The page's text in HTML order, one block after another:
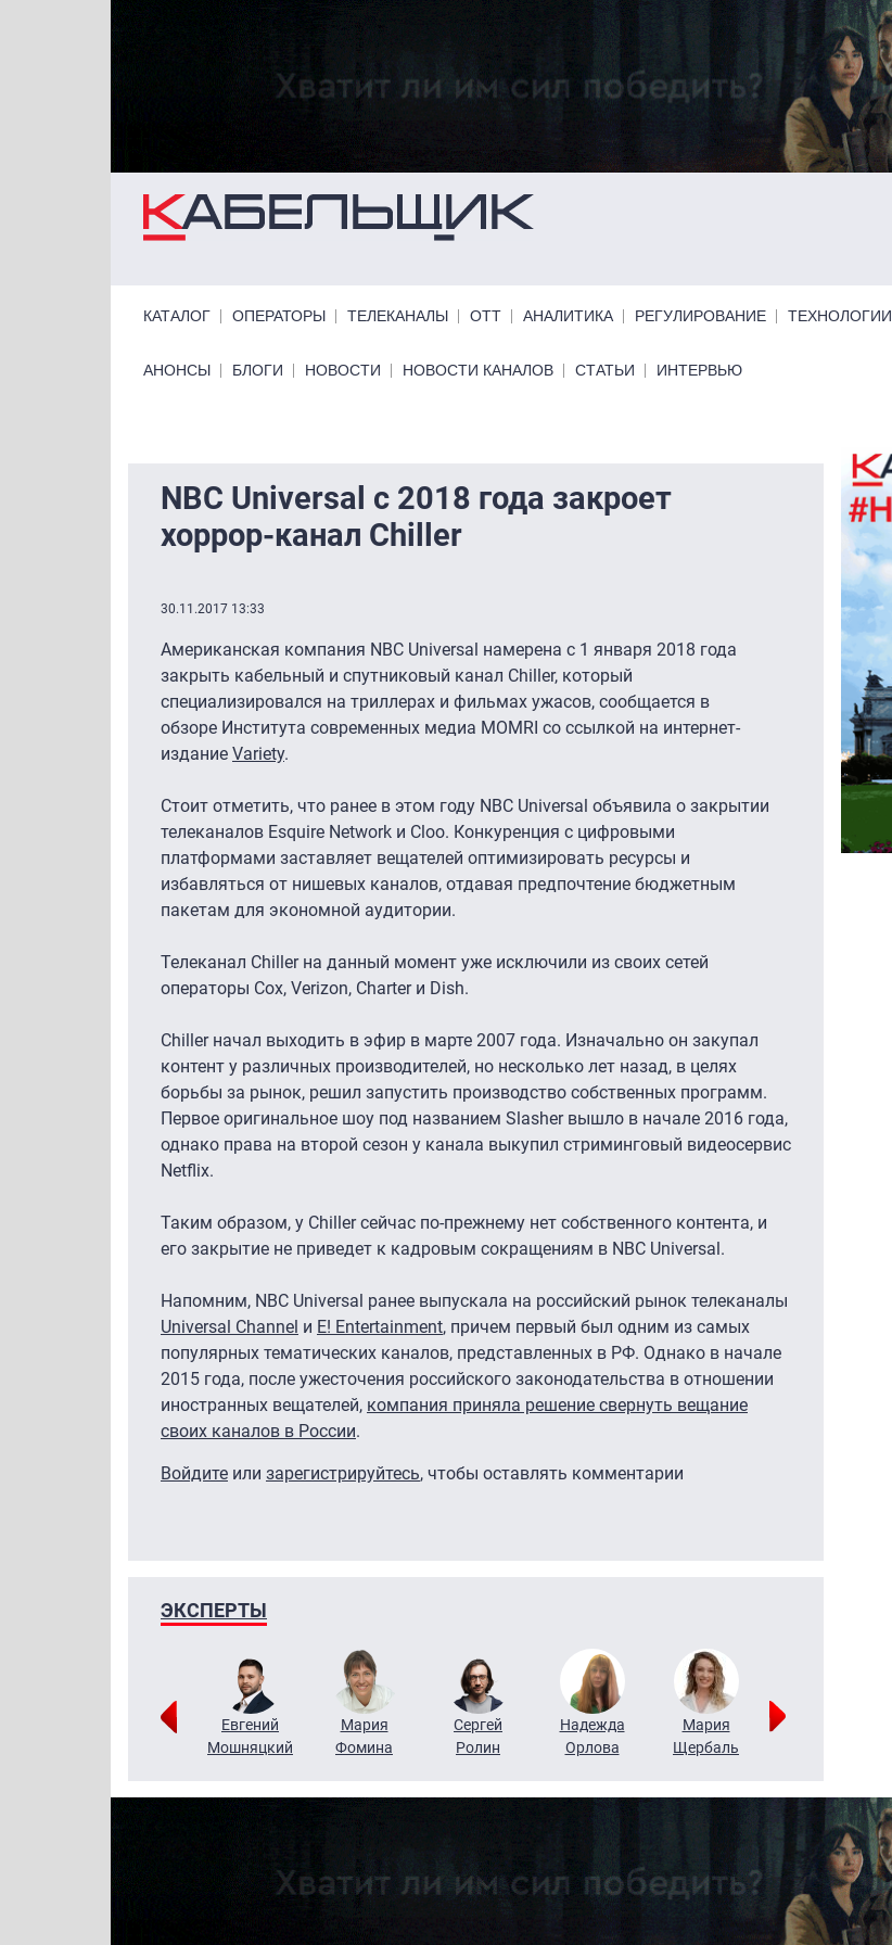
КАТАЛОГ ОПЕРАТОРЫ ТЕЛЕКАНАЛЫ ОТТ АНАЛИТИКА РЕГУЛИРОВАНИЕ ТЕХНОЛОГИИ
Primary links bottom
АНОНСЫ БЛОГИ НОВОСТИ НОВОСТИ КАНАЛОВ СТАТЬИ ИНТЕРВЬЮ
NBC Universal с 2018 года закроет
хоррор-канал Chiller
30.11.2017 13:33
Американская компания NBC Universal намерена с 1 января 2018 года
закрыть кабельный и спутниковый канал Chiller, который
специализировался на триллерах и фильмах ужасов, сообщается в
обзоре Института современных медиа MOMRI со ссылкой на интернет-
издание Variety.
Стоит отметить, что ранее в этом году NBC Universal объявила о закрытии
телеканалов Esquire Network и Cloo. Конкуренция с цифровыми
платформами заставляет вещателей оптимизировать ресурсы и
избавляться от нишевых каналов, отдавая предпочтение бюджетным
пакетам для экономной аудитории.
Телеканал Chiller на данный момент уже исключили из своих сетей
операторы Cox, Verizon, Charter и Dish.
Chiller начал выходить в эфир в марте 2007 года. Изначально он закупал
контент у различных производителей, но несколько лет назад, в целях
борьбы за рынок, решил запустить производство собственных программ.
Первое оригинальное шоу под названием Slasher вышло в начале 2016 года,
однако права на второй сезон у канала выкупил стриминговый видеосервис
Netflix.
Таким образом, у Chiller сейчас по-прежнему нет собственного контента, и
его закрытие не приведет к кадровым сокращениям в NBC Universal.
Напомним, NBC Universal ранее выпускала на российский рынок телеканалы
Universal Channel и E! Entertainment, причем первый был одним из самых
популярных тематических каналов, представленных в РФ. Однако в начале
2015 года, после ужесточения российского законодательства в отношении
иностранных вещателей, компания приняла решение свернуть вещание
своих каналов в России.
Войдите или зарегистрируйтесь, чтобы оставлять комментарии
ЭКСПЕРТЫ
Виктор
Евгений
Мошняцкий
Мария
Фомина
Сергей
Ролин
Надежда
Орлова
Мария
Щербаль